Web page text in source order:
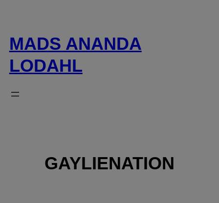
indhold
MADS ANANDA
LODAHL
GAYLIENATION